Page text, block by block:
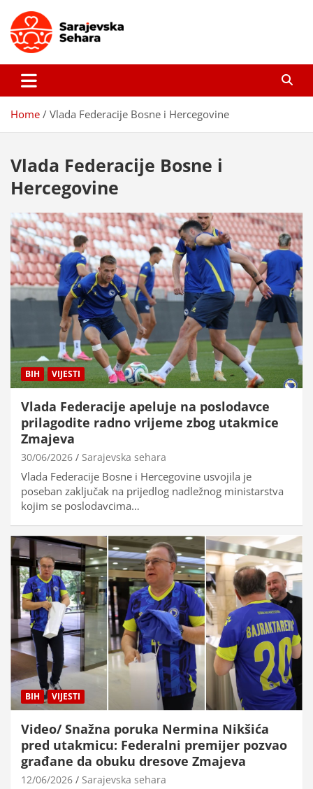
content
Sarajevska sehara
Home Vlada Federacije Bosne i Hercegovine
Vlada Federacije Bosne i
Hercegovine
BIH VIJESTI
Vlada Federacije apeluje na poslodavce
prilagodite radno vrijeme zbog utakmice
Zmajeva
30/06/2026 Sarajevska sehara
Vlada Federacije Bosne i Hercegovine usvojila je
poseban zaključak na prijedlog nadležnog ministarstva
kojim se poslodavcima…
BIH VIJESTI
Video/ Snažna poruka Nermina Nikšića
pred utakmicu: Federalni premijer pozvao
građane da obuku dresove Zmajeva
12/06/2026 Sarajevska sehara